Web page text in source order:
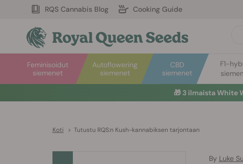
RQS Cannabis Blog Cooking Guide
Autoflowering
siemenet
Feminisoidut
siemenet
CBD
siemenet
F1-
🎁 3 ilmaista White
Koti > Tutustu RQS:n Kush-kannabiksen tarjontaan
By Luke